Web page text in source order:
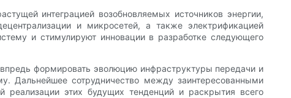
интеграцией возобновляемых источников энергии,
и микросетей, а также электрификацией
и стимулируют инновации в разработке следующего
формировать эволюцию инфраструктуры передачи и
Дальнейшее сотрудничество между заинтересованными
реализации этих будущих тенденций и раскрытия всего